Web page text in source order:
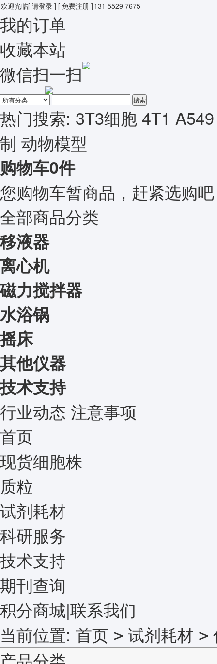
欢迎光临[ 请登录 ] [ 免费注册 ] 131 5529 7675
我的订单
收藏本站
微信扫一扫
搜索
热门搜索: 3T3细胞 4T1 A549
制 动物模型
购物车0件
您购物车暂商品，赶紧选购
全部商品分类
移液器
离心机
磁力搅拌器
水浴锅
摇床
其他仪器
技术支持
行业动态 注意事项
首页
现货细胞株
质粒
试剂耗材
科研服务
技术支持
期刊查询
积分商城|联系我们
当前位置: 首页 > 试剂耗材 >